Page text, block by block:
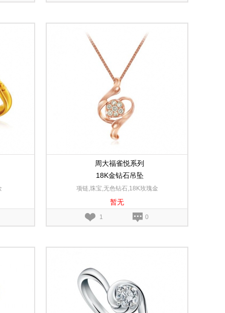
周大福雀悦系列
18K金钻石吊坠
项链,珠宝,无色钻石,18K玫瑰金
暂无
1 0